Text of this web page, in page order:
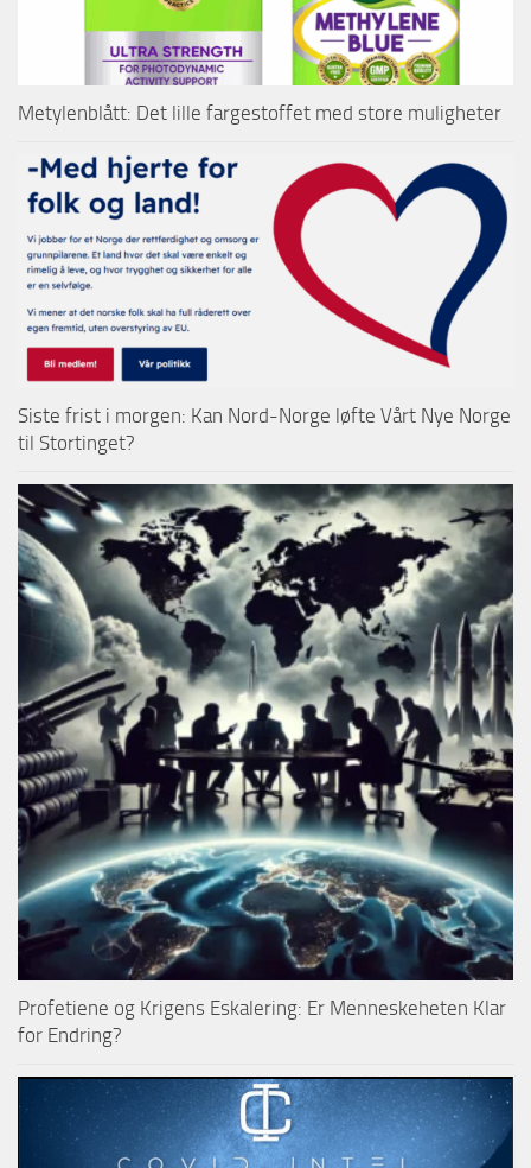
Metylenblått: Det lille fargestoffet med store muligheter
Siste frist i morgen: Kan Nord-Norge løfte Vårt Nye Norge
til Stortinget?
Profetiene og Krigens Eskalering: Er Menneskeheten Klar
for Endring?